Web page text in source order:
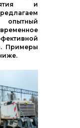
и
Примеры